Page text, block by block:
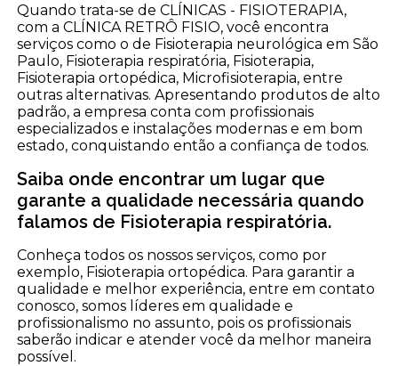
Quando trata-se de CLÍNICAS - FISIOTERAPIA,
com a CLÍNICA RETRÔ FISIO, você encontra
serviços como o de Fisioterapia neurológica em São
Paulo, Fisioterapia respiratória, Fisioterapia,
Fisioterapia ortopédica, Microfisioterapia, entre
outras alternativas. Apresentando produtos de alto
padrão, a empresa conta com profissionais
especializados e instalações modernas e em bom
estado, conquistando então a confiança de todos.
Saiba onde encontrar um lugar que
garante a qualidade necessária quando
falamos de Fisioterapia respiratória.
Conheça todos os nossos serviços, como por
exemplo, Fisioterapia ortopédica. Para garantir a
qualidade e melhor experiência, entre em contato
conosco, somos líderes em qualidade e
profissionalismo no assunto, pois os profissionais
saberão indicar e atender você da melhor maneira
possível.